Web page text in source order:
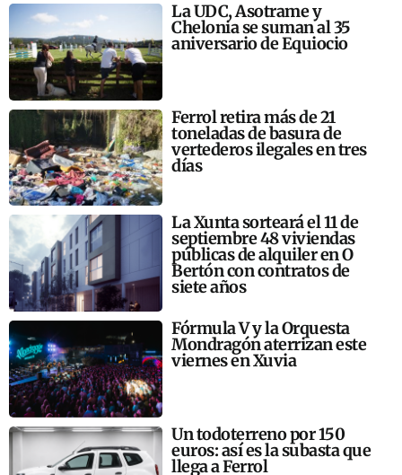
La UDC, Asotrame y
Chelonia se suman al 35
aniversario de Equiocio
Ferrol retira más de 21
toneladas de basura de
vertederos ilegales en tres
días
La Xunta sorteará el 11 de
septiembre 48 viviendas
públicas de alquiler en O
Bertón con contratos de
siete años
Fórmula V y la Orquesta
Mondragón aterrizan este
viernes en Xuvia
Un todoterreno por 150
euros: así es la subasta que
llega a Ferrol